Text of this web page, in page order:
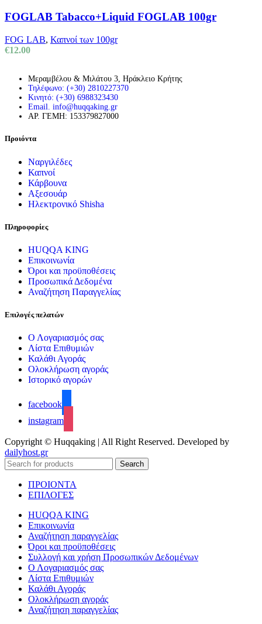
FOGLAB Tabacco+Liquid FOGLAB 100gr
FOG LAB, Καπνοί των 100gr
€12.00
Μεραμβέλου & Μιλάτου 3, Ηράκλειο Κρήτης
Τηλέφωνο: (+30) 2810227370
Κινητό: (+30) 6988323430
Email. info@huqqaking.gr
ΑΡ. ΓΕΜΗ: 153379827000
Προιόντα
Ναργιλέδες
Καπνοί
Κάρβουνα
Αξεσουάρ
Ηλεκτρονικό Shisha
Πληροφορίες
HUQQA KING
Επικοινωνία
Όροι και προϋποθέσεις
Προσωπικά Δεδομένα
Αναζήτηση Παραγγελίας
Επιλογές πελατών
Ο Λογαριασμός σας
Λίστα Επιθυμιών
Καλάθι Αγοράς
Ολοκλήρωση αγοράς
Ιστορικό αγορών
facebook
instagram
Copyright © Huqqaking | All Right Reserved. Developed by
dailyhost.gr
Search
ΠΡΟΙΟΝΤΑ
ΕΠΙΛΟΓΕΣ
HUQQA KING
Επικοινωνία
Αναζήτηση παραγγελίας
Όροι και προϋποθέσεις
Συλλογή και χρήση Προσωπικών Δεδομένων
Ο Λογαριασμός σας
Λίστα Επιθυμιών
Καλάθι Αγοράς
Ολοκλήρωση αγοράς
Αναζήτηση παραγγελίας